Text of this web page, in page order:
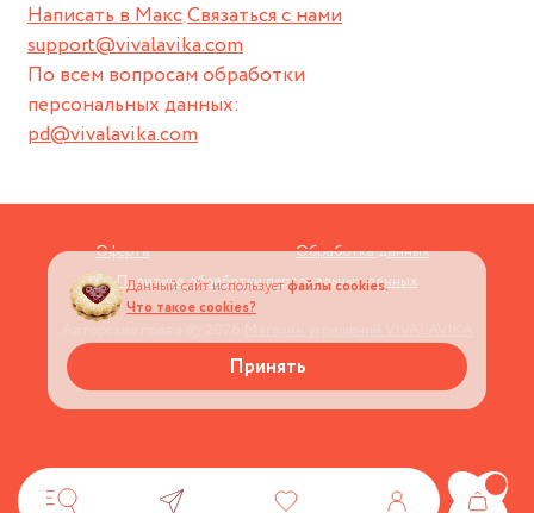
Написать в МаксСвязаться с нами
support@vivalavika.com
По всем вопросам обработки
персональных данных:
pd@vivalavika.com
Оферта
Обработка данных
Политика обработки персональных данных
Данный сайт используетфайлы cookies.
Что такое cookies?
Принять